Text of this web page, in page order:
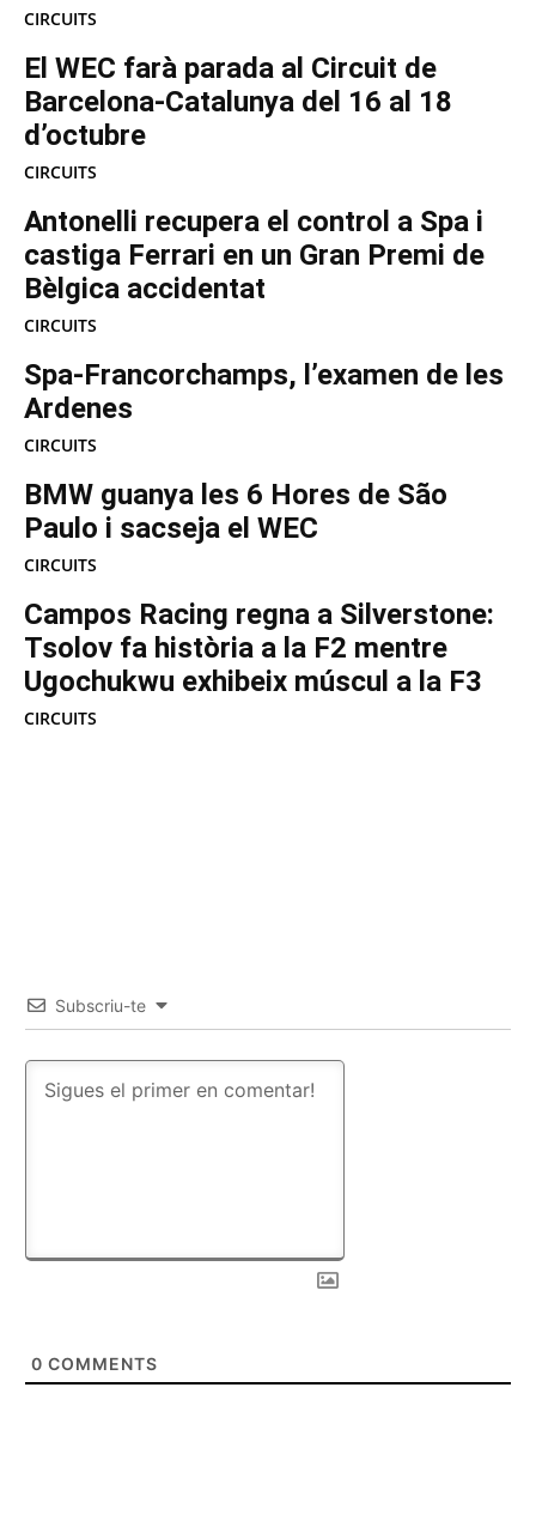
CIRCUITS
El WEC farà parada al Circuit de
Barcelona-Catalunya del 16 al 18
d’octubre
CIRCUITS
Antonelli recupera el control a Spa i
castiga Ferrari en un Gran Premi de
Bèlgica accidentat
CIRCUITS
Spa-Francorchamps, l’examen de les
Ardenes
CIRCUITS
BMW guanya les 6 Hores de São
Paulo i sacseja el WEC
CIRCUITS
Campos Racing regna a Silverstone:
Tsolov fa història a la F2 mentre
Ugochukwu exhibeix múscul a la F3
CIRCUITS
Subscriu-te
0 COMMENTS